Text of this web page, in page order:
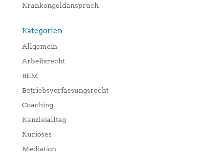
Krankengeldanspruch
Kategorien
Allgemein
Arbeitsrecht
BEM
Betriebsverfassungsrecht
Coaching
Kanzleialltag
Kurioses
Mediation